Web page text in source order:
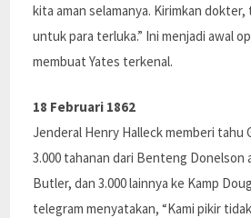
kita aman selamanya. Kirimkan dokter,
untuk para terluka.” Ini menjadi awal
membuat Yates terkenal.
18 Februari 1862
Jenderal Henry Halleck memberi tahu
3.000 tahanan dari Benteng Donelson
Butler, dan 3.000 lainnya ke Kamp
telegram menyatakan, “Kami pikir